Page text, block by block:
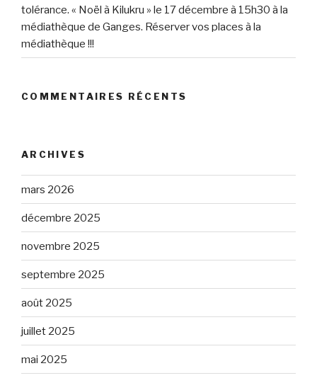
tolérance. « Noël à Kilukru » le 17 décembre à 15h30 à la
médiathèque de Ganges. Réserver vos places à la
médiathèque !!!
COMMENTAIRES RÉCENTS
ARCHIVES
mars 2026
décembre 2025
novembre 2025
septembre 2025
août 2025
juillet 2025
mai 2025